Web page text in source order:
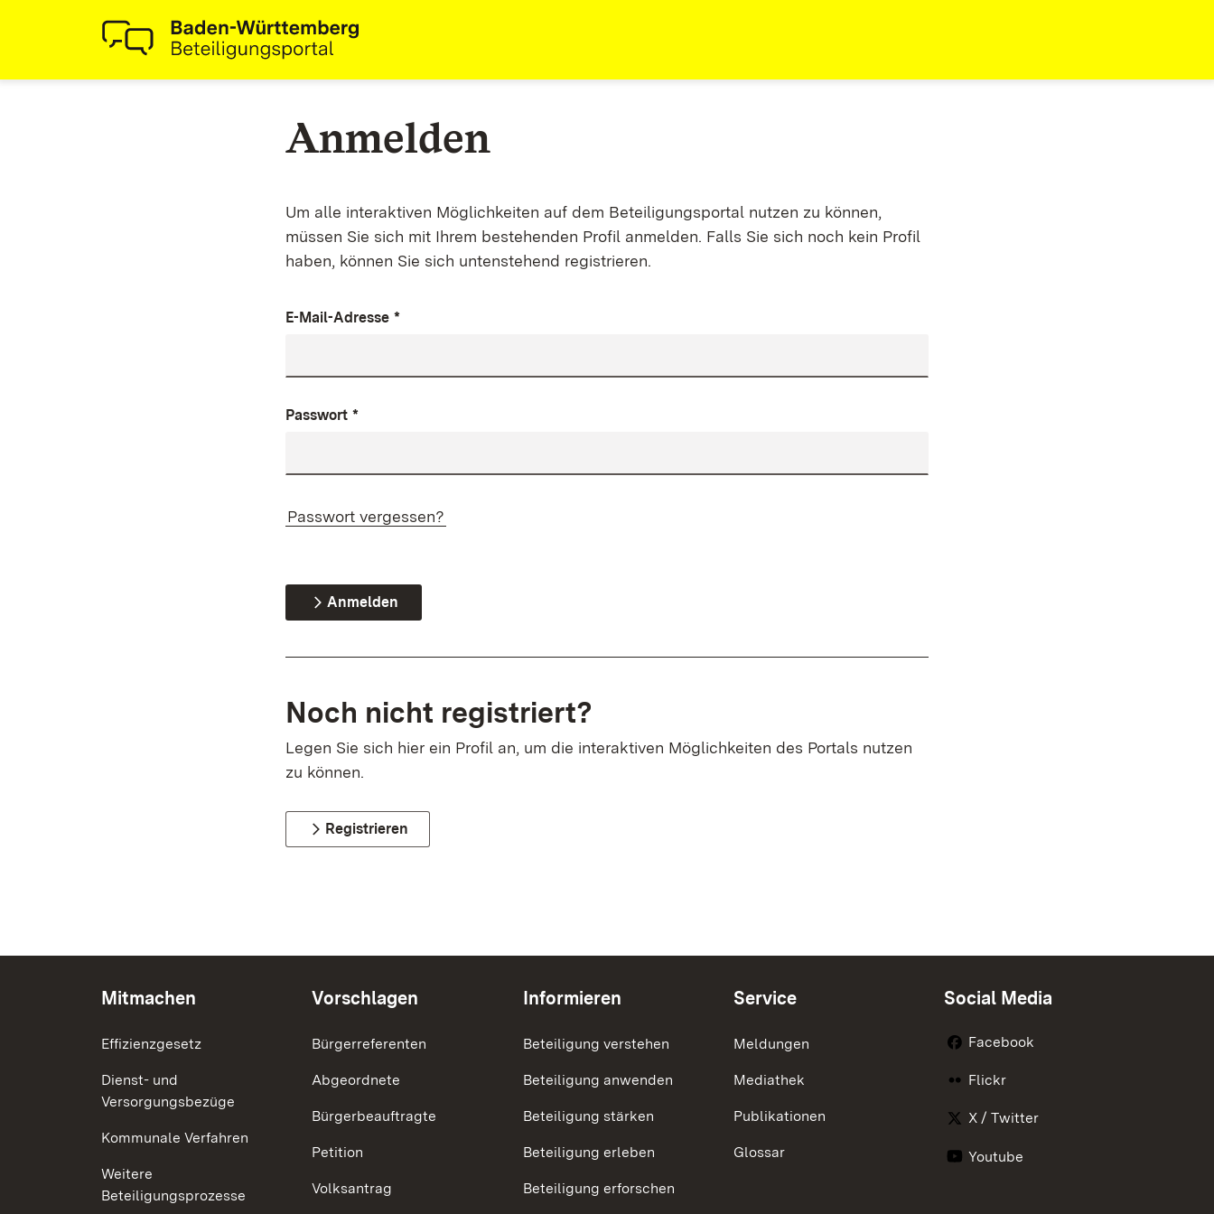
Anmelden
Um alle interaktiven Möglichkeiten auf dem Beteiligungsportal nutzen zu können,
müssen Sie sich mit Ihrem bestehenden Profil anmelden. Falls Sie sich noch kein Profil
haben, können Sie sich untenstehend registrieren.
E-Mail-Adresse *
Passwort *
Passwort vergessen?
Anmelden
Noch nicht registriert?
Legen Sie sich hier ein Profil an, um die interaktiven Möglichkeiten des Portals nutzen
zu können.
Registrieren
Mitmachen
Effizienzgesetz
Dienst- und
Versorgungsbezüge
Kommunale Verfahren
Weitere
Beteiligungsprozesse
Vorschlagen
Bürgerreferenten
Abgeordnete
Bürgerbeauftragte
Petition
Volksantrag
Informieren
Beteiligung verstehen
Beteiligung anwenden
Beteiligung stärken
Beteiligung erleben
Beteiligung erforschen
Service
Meldungen
Mediathek
Publikationen
Glossar
Social Media
Facebook
Flickr
X / Twitter
Youtube